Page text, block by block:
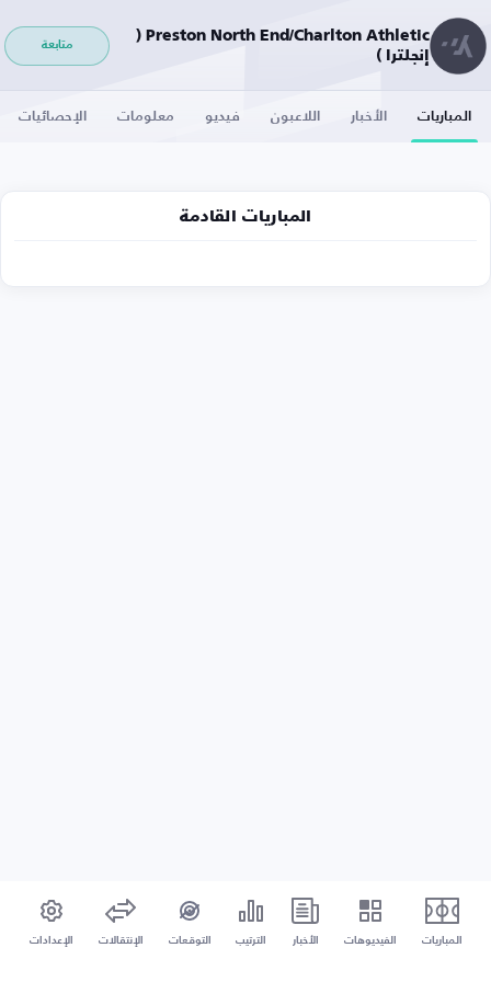
Preston North End/Charlton Athletic (
إنجلترا )
متابعة
المباريات الأخبار اللاعبون فيديو معلومات الإحصائيات
المباريات القادمة
المباريات الفيديوهات الأخبار الترتيب التوقعات الإنتقالات الإعدادات